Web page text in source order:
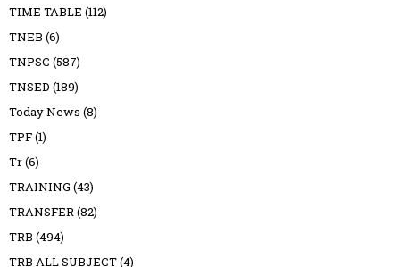
TIME TABLE (112)
TNEB (6)
TNPSC (587)
TNSED (189)
Today News (8)
TPF(1)
Tr(6)
TRAINING (43)
TRANSFER(82)
TRB (494)
TRB ALL SUBJECT(4)